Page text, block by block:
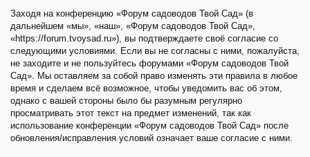
Заходя на конференцию «Форум садоводов Твой Сад» (в
дальнейшем «мы», «наш», «Форум садоводов Твой Сад»,
«https://forum.tvoysad.ru»), вы подтверждаете своё согласие со
следующими условиями. Если вы не согласны с ними, пожалуйста,
не заходите и не пользуйтесь форумами «Форум садоводов Твой
Сад». Мы оставляем за собой право изменять эти правила в любое
время и сделаем всё возможное, чтобы уведомить вас об этом,
однако с вашей стороны было бы разумным регулярно
просматривать этот текст на предмет изменений, так как
использование конференции «Форум садоводов Твой Сад» после
обновления/исправления условий означает ваше согласие с ними.